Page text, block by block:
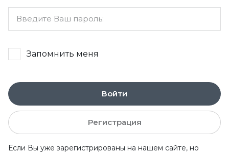
Запомнить меня
Войти
Регистрация
Если Вы уже зарегистрированы на нашем сайте, но